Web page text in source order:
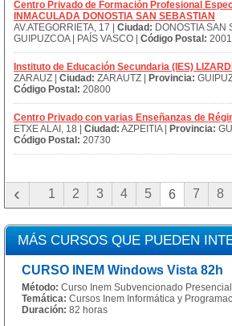
Centro Privado de Formación Profesional
INMACULADA DONOSTIA SAN SEBASTIAN
AV.ATEGORRIETA, 17 | Ciudad: DONOSTIA SAN
GUIPUZCOA | PAÍS VASCO | Código Postal:
Instituto de Educación Secundaria (IES) LIZARDI
ZARAUZ | Ciudad: ZARAUTZ | Provincia:
Código Postal: 20800
Centro Privado con varias Enseñanzas de
ETXE ALAI, 18 | Ciudad: AZPEITIA | Provincia:
Código Postal: 20730
‹ 1 2 3 4 5 6 7 8
MÁS CURSOS QUE PUEDEN
CURSO INEM Windows Vista 82h
Método: Curso Inem Subvencionado Presencial
Temática: Cursos Inem Informática y
Duración: 82 horas